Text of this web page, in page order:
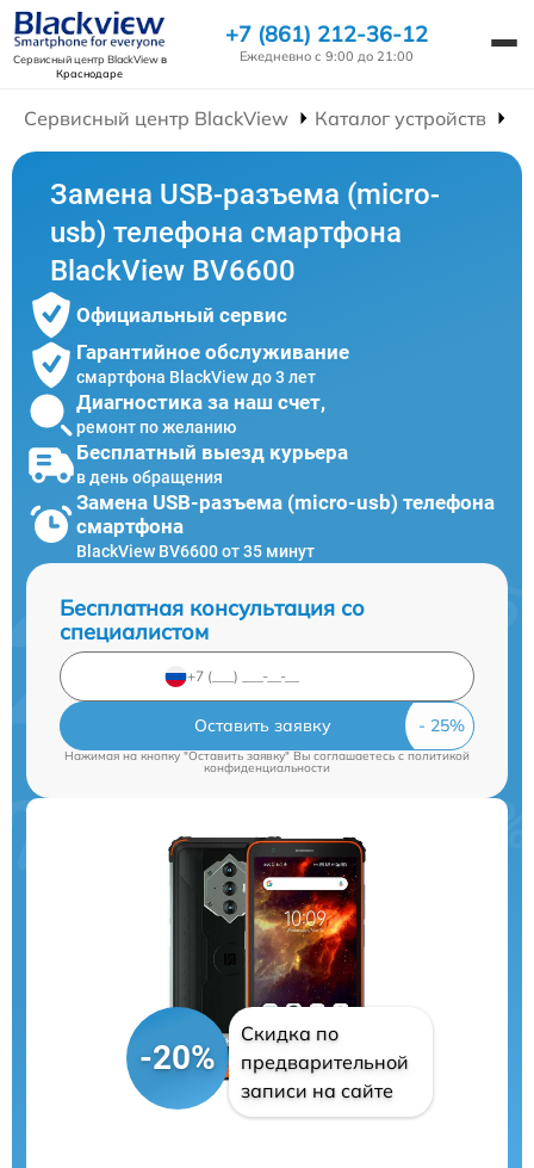
Сервисный центр BlackViewв
Краснодаре
+7 (861) 212-36-12
Ежедневно с 9:00 до 21:00
Сервисный центр BlackView Каталог устройств
Замена USB-разъема (micro-
usb) телефона смартфона
BlackView BV6600
Официальный сервис
Гарантийное обслуживание
смартфона BlackView до 3 лет
Диагностика за наш счет,
ремонт по желанию
Бесплатный выезд курьера
в день обращения
Замена USB-разъема (micro-usb) телефона
смартфона
BlackView BV6600 от 35 минут
Бесплатная консультация со
специалистом
Оставить заявку
Нажимая на кнопку "Оставить заявку" Вы соглашаетесь cполитикой
конфиденциальности
-20%
Скидка по
предварительной
записи на сайте